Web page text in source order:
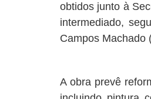
obtidos junto à
intermediado,
Campos Machado
A obra prevê